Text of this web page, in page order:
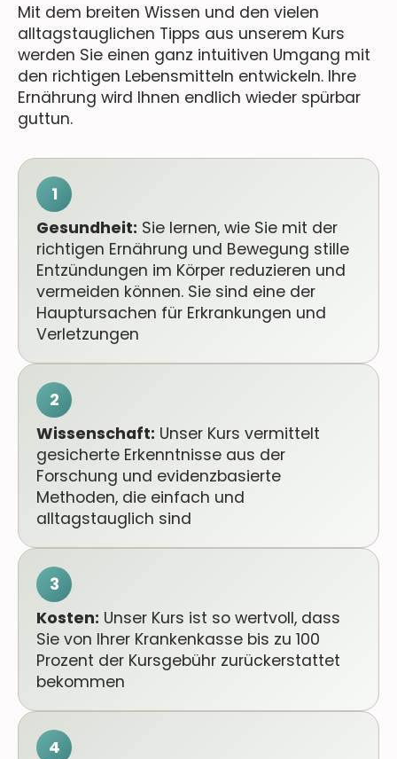
Mit dem breiten Wissen und den vielen
alltagstauglichen Tipps aus unserem Kurs
werden Sie einen ganz intuitiven Umgang mit
den richtigen Lebensmitteln entwickeln. Ihre
Ernährung wird Ihnen endlich wieder spürbar
guttun.
1
Gesundheit: Sie lernen, wie Sie mit der
richtigen Ernährung und Bewegung stille
Entzündungen im Körper reduzieren und
vermeiden können. Sie sind eine der
Hauptursachen für Erkrankungen und
Verletzungen
2
Wissenschaft: Unser Kurs vermittelt
gesicherte Erkenntnisse aus der
Forschung und evidenzbasierte
Methoden, die einfach und
alltagstauglich sind
3
Kosten: Unser Kurs ist so wertvoll, dass
Sie von Ihrer Krankenkasse bis zu 100
Prozent der Kursgebühr zurückerstattet
bekommen
4